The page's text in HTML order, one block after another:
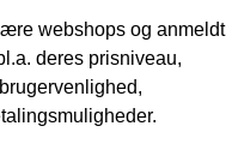
webshops og anmeldt
deres prisniveau,